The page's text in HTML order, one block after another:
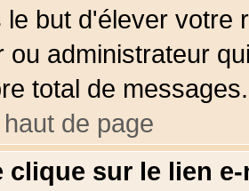
le but d'élever votre
ou administrateur
total de messages.
de page
clique sur le lien